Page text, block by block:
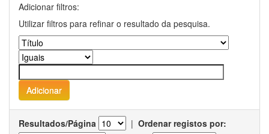
Adicionar filtros:
Utilizar filtros para refinar o resultado da pesquisa.
Resultados/Página | Ordenar registos por: